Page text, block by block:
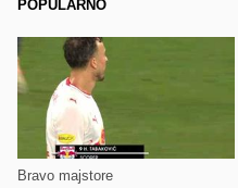
POPULARNO
Bravo majstore